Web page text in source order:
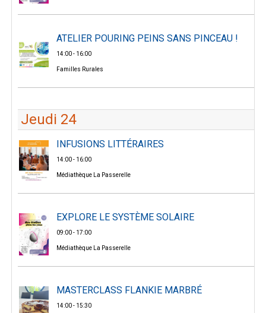
ATELIER POURING PEINS SANS PINCEAU !
14:00 - 16:00
Familles Rurales
Jeudi 24
INFUSIONS LITTÉRAIRES
14:00 - 16:00
Médiathèque La Passerelle
EXPLORE LE SYSTÈME SOLAIRE
09:00 - 17:00
Médiathèque La Passerelle
MASTERCLASS FLANKIE MARBRÉ
14:00 - 15:30